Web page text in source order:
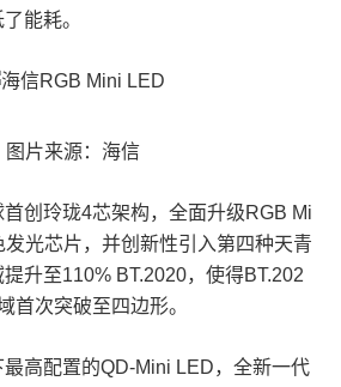
能耗。
图片来源：海信
创玲珑4芯架构，全面升级RGB Mi
光芯片，并创新性引入第四种天青
升至110% BT.2020，使得BT.202
首次突破至四边形。
高配置的QD-Mini LED，全新一代